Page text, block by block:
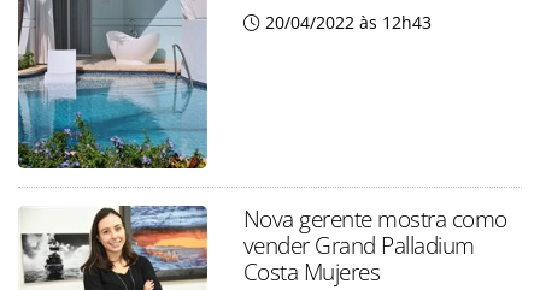
20/04/2022 às 12h43
Nova gerente mostra como
vender Grand Palladium
Costa Mujeres